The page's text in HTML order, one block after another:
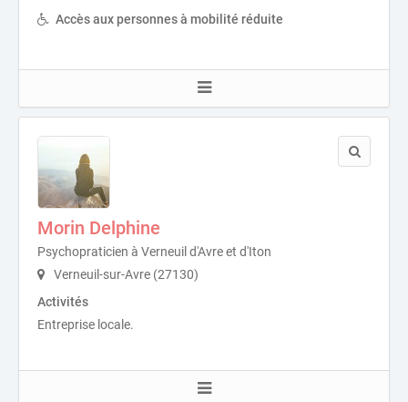
Accès aux personnes à mobilité réduite
Morin Delphine
Psychopraticien à Verneuil d'Avre et d'Iton
Verneuil-sur-Avre (27130)
Activités
Entreprise locale.